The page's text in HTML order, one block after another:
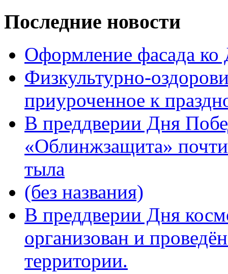
Последние новости
Оформление фасада
Физкультурно-
приуроченное к
В преддверии Дня
«Облинжзащита»
тыла
(без названия)
В преддверии Дня
организован и
территории.